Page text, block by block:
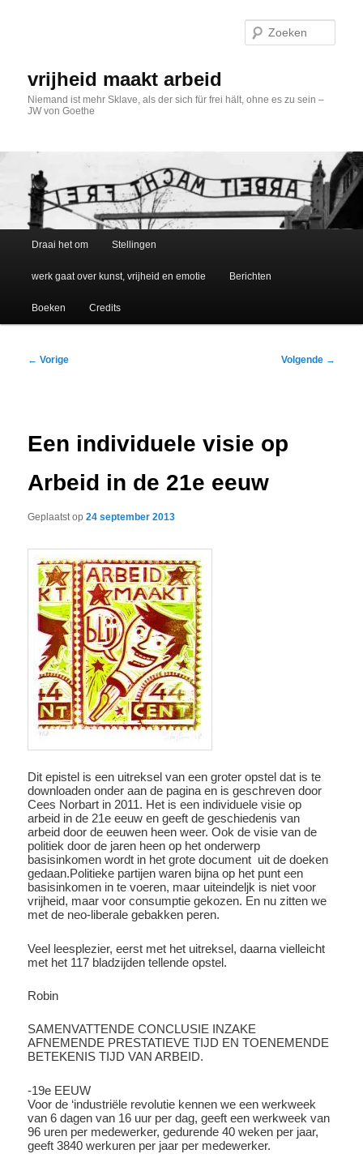
vrijheid maakt arbeid
Niemand ist mehr Sklave, als der sich für frei hält, ohne es zu sein –
JW von Goethe
Draai het om Stellingen
werk gaat over kunst, vrijheid en emotie Berichten
Boeken Credits
Bericht
← Vorige Volgende →
Een individuele visie op
Arbeid in de 21e eeuw
Geplaatst op24 september 2013
Dit epistel is een uitreksel van een groter opstel dat is te
downloaden onder aan de pagina en is geschreven door
Cees Norbart in 2011. Het is een individuele visie op
arbeid in de 21e eeuw en geeft de geschiedenis van
arbeid door de eeuwen heen weer. Ook de visie van de
politiek door de jaren heen op het onderwerp
basisinkomen wordt in het grote document uit de doeken
gedaan.Politieke partijen waren bijna op het punt een
basisinkomen in te voeren, maar uiteindeljk is niet voor
vrijheid, maar voor consumptie gekozen. En nu zitten we
met de neo-liberale gebakken peren.
Veel leesplezier, eerst met het uitreksel, daarna vielleicht
met het 117 bladzijden tellende opstel.
Robin
SAMENVATTENDE CONCLUSIE INZAKE
AFNEMENDE PRESTATIEVE TIJD EN TOENEMENDE
BETEKENIS TIJD VAN ARBEID.
-19e EEUW
Voor de ‘industriële revolutie kennen we een werkweek
van 6 dagen van 16 uur per dag, geeft een werkweek van
96 uren per medewerker, gedurende 40 weken per jaar,
geeft 3840 werkuren per jaar per medewerker.